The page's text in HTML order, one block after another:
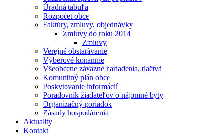
Úradná tabuľa
Rozpočet obce
Faktúry, zmluvy, objednávky
Zmluvy do roku 2014
Zmluvy
Verejné obstarávanie
Výberové konannie
Všeobecne záväzné nariadenia, tlačivá
Komunitný plán obce
Poskytovanie informácií
Poradovník žiadateľov o nájomné byty
Organizačný poriadok
Zásady hospodárenia
Aktuality
Kontakt